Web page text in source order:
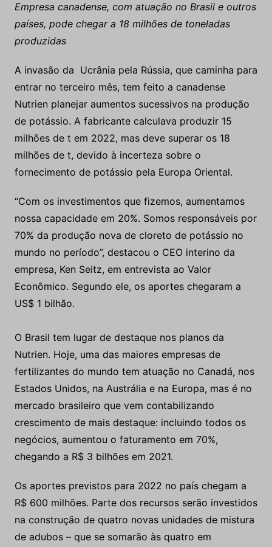
Empresa canadense, com atuação no Brasil e outros
países, pode chegar a 18 milhões de toneladas
produzidas
A invasão da Ucrânia pela Rússia, que caminha para
entrar no terceiro mês, tem feito a canadense
Nutrien planejar aumentos sucessivos na produção
de potássio. A fabricante calculava produzir 15
milhões de t em 2022, mas deve superar os 18
milhões de t, devido à incerteza sobre o
fornecimento de potássio pela Europa Oriental.
“Com os investimentos que fizemos, aumentamos
nossa capacidade em 20%. Somos responsáveis por
70% da produção nova de cloreto de potássio no
mundo no período”, destacou o CEO interino da
empresa, Ken Seitz, em entrevista ao Valor
Econômico. Segundo ele, os aportes chegaram a
US$ 1 bilhão.
O Brasil tem lugar de destaque nos planos da
Nutrien. Hoje, uma das maiores empresas de
fertilizantes do mundo tem atuação no Canadá, nos
Estados Unidos, na Austrália e na Europa, mas é no
mercado brasileiro que vem contabilizando
crescimento de mais destaque: incluindo todos os
negócios, aumentou o faturamento em 70%,
chegando a R$ 3 bilhões em 2021.
Os aportes previstos para 2022 no país chegam a
R$ 600 milhões. Parte dos recursos serão investidos
na construção de quatro novas unidades de mistura
de adubos – que se somarão às quatro em